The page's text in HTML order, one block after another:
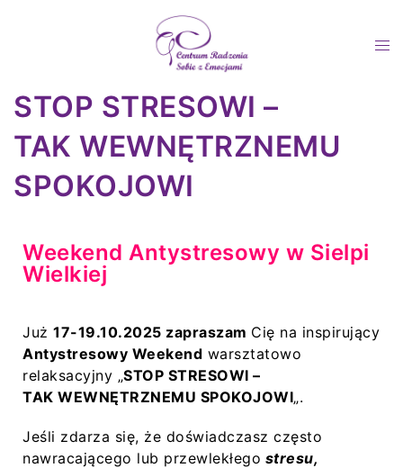
STOP STRESOWI –
TAK WEWNĘTRZNEMU
SPOKOJOWI
Weekend Antystresowy w Sielpi
Wielkiej
Już 17-19.10.2025 zapraszam Cię na inspirujący
Antystresowy Weekend warsztatowo
relaksacyjny „STOP STRESOWI –
TAK WEWNĘTRZNEMU SPOKOJOWI„.
Jeśli zdarza się, że doświadczasz często
nawracającego lub przewlekłego stresu,